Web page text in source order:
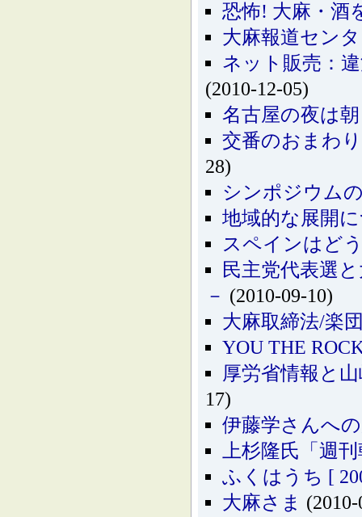
恐怖! 大麻・酒
大麻報道セン
ネット販売：
(2010-12-05)
名古屋の夜は
交番のおまわ
28)
シンポジウム
地域的な展開
スペインはど
民主党代表選
－ (2010-09-10)
大麻取締法/楽
YOU THE
厚労省情報と
17)
伊藤学さんへ
上杉隆氏「週
ふくはうち [
大麻さま